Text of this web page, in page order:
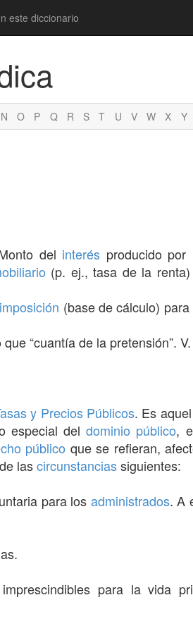
este diccionario
N O P Q R S T U V W X Y
del interés producido
(p. ej., tasa de la
imposición (base de cálculo)
“cuantía de la pretensión”. V.
y Precios Públicos. Es
especial deldominio público,
público que se refieran,
lascircunstanciassiguientes:
para los administrados. A
para la vida